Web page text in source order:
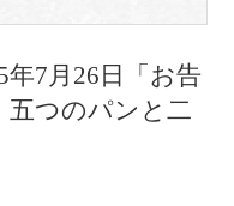
7月26日「お告
つのパンと二